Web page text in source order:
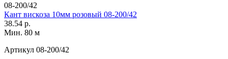
08-200/42
Кант вискоза 10мм розовый 08-200/42
38.54 р.
Мин. 80 м
Артикул 08-200/42